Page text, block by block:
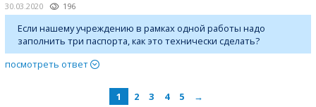
30.03.2020 196
Если нашему учреждению в рамках одной работы надо
заполнить три паспорта, как это технически сделать?
посмотреть ответ
1 2 3 4 5 →